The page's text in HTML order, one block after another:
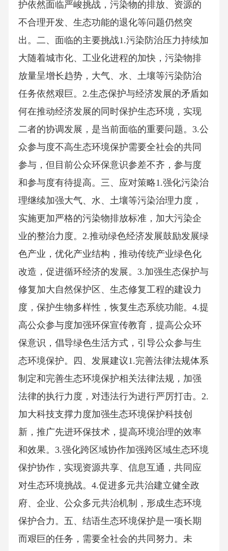
护依然面临严峻挑战，污染物的排放、资源的
不合理开发、生态功能的退化等问题仍然突
出。二、面临的主要挑战1.污染防治压力持续加
大随着城市化、工业化进程的加快，污染物排
放量呈增长趋势，大气、水、土壤等污染防治
任务依然艰巨。2.生态保护与经济发展的矛盾如
何在推动经济发展的同时保护生态环境，实现
二者的协调发展，是当前面临的重要问题。3.公
众参与度不高生态环境保护需要全社会的共同
参与，但目前公众环保意识参差不齐，参与度
和参与度有待提高。三、应对策略1.强化污染治
理继续加强大气、水、土壤等污染治理力度，
实施更加严格的污染物排放标准，加大污染企
业的整治力度。2.推动绿色经济发展鼓励发展绿
色产业，优化产业结构，推动传统产业绿色化
改造，促进循环经济的发展。3.加强生态保护与
修复加大自然保护区、生态修复工程的建设力
度，保护生物多样性，恢复生态系统功能。4.提
高公众参与度加强环保宣传教育，提高公众环
保意识，倡导绿色生活方式，引导公众参与生
态环境保护。四、发展建议1.完善法律法规体系
制定和完善生态环境保护相关法律法规，加强
法律的执行力度，对违法行为进行严厉打击。2.
加大科技支撑力度加强生态环境保护科技创
新，推广先进环保技术，提高环境治理的效率
和效果。3.强化跨区域协作加强跨区域生态环境
保护协作，实现资源共享、信息互通，共同应
对生态环境挑战。4.促进多元共治建立健全政
府、企业、公众多元共治机制，形成生态环境
保护合力。五、结语生态环境保护是一项长期
而艰巨的任务，需要全社会的共同努力。未